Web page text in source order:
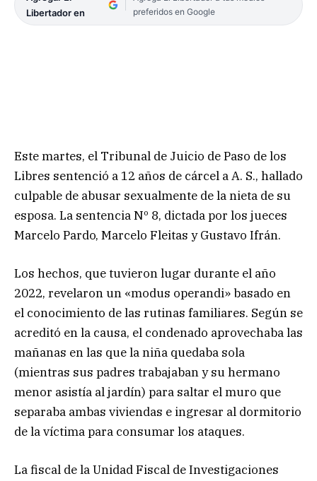
Libertador en
preferidos en Google
Este martes, el Tribunal de Juicio de Paso de los
Libres sentenció a 12 años de cárcel a A. S., hallado
culpable de abusar sexualmente de la nieta de su
esposa. La sentencia Nº 8, dictada por los jueces
Marcelo Pardo, Marcelo Fleitas y Gustavo Ifrán.
Los hechos, que tuvieron lugar durante el año
2022, revelaron un «modus operandi» basado en
el conocimiento de las rutinas familiares. Según se
acreditó en la causa, el condenado aprovechaba las
mañanas en las que la niña quedaba sola
(mientras sus padres trabajaban y su hermano
menor asistía al jardín) para saltar el muro que
separaba ambas viviendas e ingresar al dormitorio
de la víctima para consumar los ataques.
La fiscal de la Unidad Fiscal de Investigaciones